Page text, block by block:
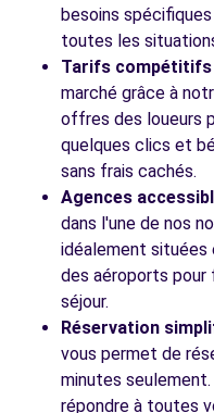
besoins
toutes les
Tarifs compétitifs
marché grâce à
offres des loueurs
quelques clics et
sans frais cachés.
Agences
dans l'une de nos
idéalement situées
des aéroports
séjour.
Réservation
vous permet de
minutes
répondre à toutes